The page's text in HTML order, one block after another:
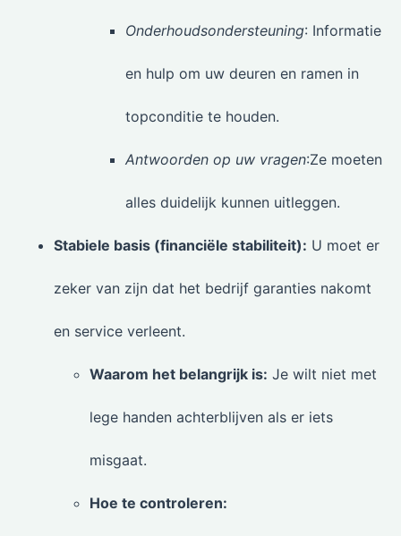
Onderhoudsondersteuning: Informatie
en hulp om uw deuren en ramen in
topconditie te houden.
Antwoorden op uw vragen:Ze moeten
alles duidelijk kunnen uitleggen.
Stabiele basis (financiële stabiliteit): U moet er
zeker van zijn dat het bedrijf garanties nakomt
en service verleent.
Waarom het belangrijk is: Je wilt niet met
lege handen achterblijven als er iets
misgaat.
Hoe te controleren: